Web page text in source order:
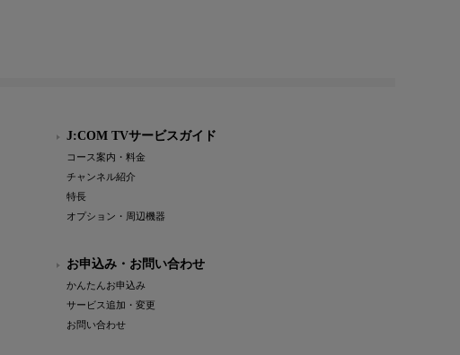
J:COM TVサービスガイド
コース案内・料金
チャンネル紹介
特長
オプション・周辺機器
お申込み・お問い合わせ
かんたんお申込み
サービス追加・変更
お問い合わせ